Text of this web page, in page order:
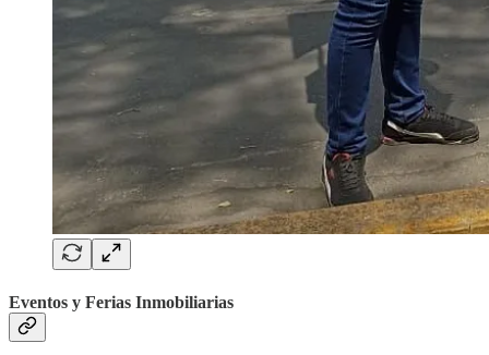
Eventos y Ferias Inmobiliarias